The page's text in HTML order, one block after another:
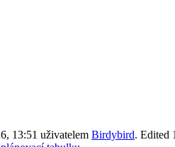
13:51 uživatelem Birdybird. Edited